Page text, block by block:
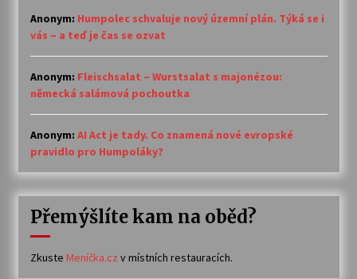
Anonym: Humpolec schvaluje nový územní plán. Týká se i
vás – a teď je čas se ozvat
Anonym: Fleischsalat – Wurstsalat s majonézou:
německá salámová pochoutka
Anonym: AI Act je tady. Co znamená nové evropské
pravidlo pro Humpoláky?
Přemýšlíte kam na oběd?
Zkuste Meníčka.cz v místních restauracích.